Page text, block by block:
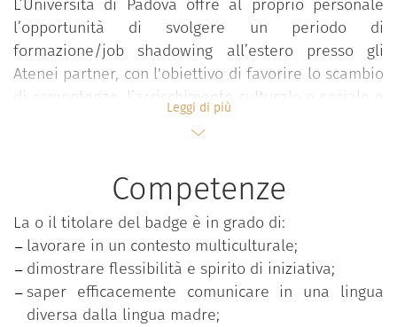
L’Università di Padova offre al proprio personale
l’opportunità di svolgere un periodo di
formazione/job shadowing all’estero presso gli
Atenei partner, con l'obiettivo di favorire lo scambio
di competenze, l’arricchimento culturale e sociale e
soprattutto generare occasioni di confronto su
processi amministrativi e scambio di buone
Leggi di più
Competenze
La o il titolare del badge è in grado di:
lavorare in un contesto multiculturale;
dimostrare flessibilità e spirito di iniziativa;
saper efficacemente comunicare in una lingua
diversa dalla lingua madre;